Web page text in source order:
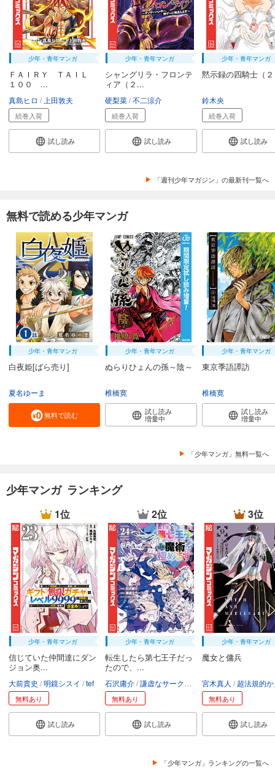
少年・青年マンガ
ＦＡＩＲＹ ＴＡＩＬ
１００ ...
真島ヒロ 上田敦夫
続巻入荷
試し読み
少年・青年マンガ
シャングリラ・フロンテ
ィア（２...
硬梨菜 不二涼介
続巻入荷
試し読み
少年・青年マンガ
黙示録の四騎士（
鈴木央
続巻入荷
試し読み
「週刊少年マガジン」の最新刊一覧へ
無料で読める少年マンガ
少年・青年マンガ
白夜姫[ばら売り]
夏名ゆーま
無料で読む
少年・青年マンガ
ぬらりひょんの孫～陰～
椎橋寛
試し読み
増量中
少年・青年マンガ
東京季語譚訪
椎橋寛
試し読み
増量中
「少年マンガ」無料一覧へ
少年マンガ ランキング
1位
少年・青年マンガ
信じていた仲間達にダン
ジョン奥...
大前貴史 明鏡シスイ tef
無料あり
試し読み
2位
少年・青年マンガ
転生したら第七王子だっ
たので、...
石沢庸介 謙虚なサークル メル。
無料あり
試し読み
3位
少年・青年マンガ
魔女と傭兵
宮木真人 超法規的か
無料あり
試し読み
「少年マンガ」ランキングの一覧へ